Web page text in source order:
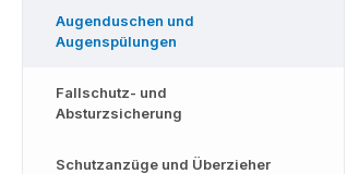
Augenduschen und
Augenspülungen
Fallschutz- und
Absturzsicherung
Schutzanzüge und Überzieher